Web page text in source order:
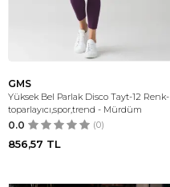
GMS
Yüksek Bel Parlak Disco Tayt-12 Renk-
toparlayıcı,spor,trend - Mürdüm
0.0 (0)
856,57 TL